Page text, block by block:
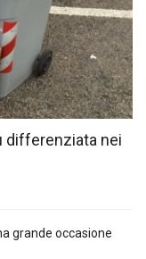
differenziata nei
grande occasione